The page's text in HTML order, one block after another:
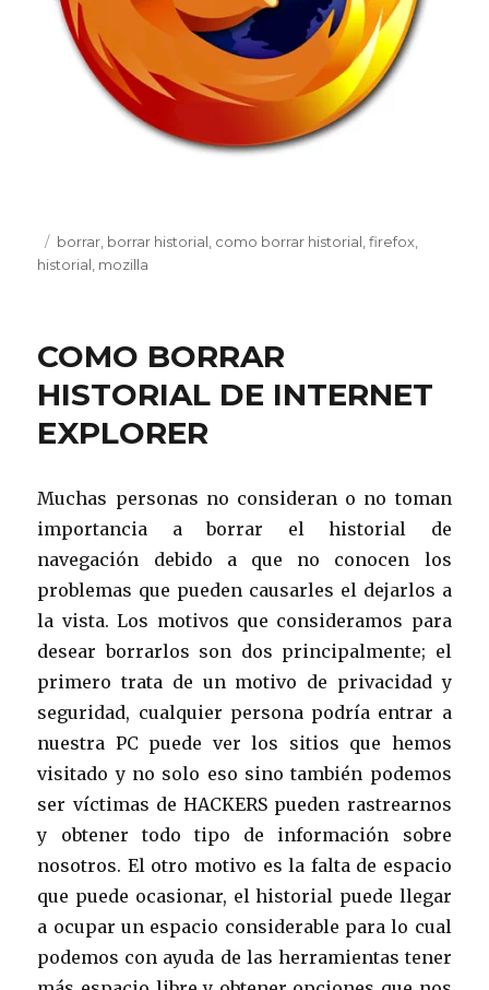
Publicado
el
Etiquetas
borrar borrar historial como borrar historial ,firefox
historial mozilla
COMO BORRAR
HISTORIAL DE INTERNET
EXPLORER
Muchas personas no consideran o no toman
importancia a borrar el historial de
navegación debido a que no conocen los
problemas que pueden causarles el dejarlos a
la vista. Los motivos que consideramos para
desear borrarlos son dos principalmente; el
primero trata de un motivo de privacidad y
seguridad, cualquier persona podría entrar a
nuestra PC puede ver los sitios que hemos
visitado y no solo eso sino también podemos
ser víctimas de HACKERS pueden rastrearnos
y obtener todo tipo de información sobre
nosotros. El otro motivo es la falta de espacio
que puede ocasionar, el historial puede llegar
a ocupar un espacio considerable para lo cual
podemos con ayuda de las herramientas tener